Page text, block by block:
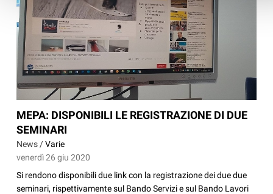
MEPA: DISPONIBILI LE REGISTRAZIONE DI DUE
SEMINARI
News /Varie
venerdì 26 giu 2020
Si rendono disponibili due link con la registrazione dei due due
seminari, rispettivamente sul Bando Servizi e sul Bando Lavori